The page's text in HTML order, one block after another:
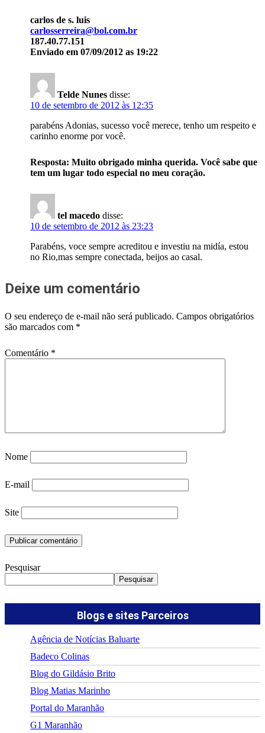
carlos de s. luis
carlosserreira@bol.com.br
187.40.77.151
Enviado em 07/09/2012 as 19:22
Telde Nunes disse:
10 de setembro de 2012 às 12:35
parabéns Adonias, sucesso você merece, tenho um respeito e
carinho enorme por você.
Resposta: Muito obrigado minha querida. Você sabe que
tem um lugar todo especial no meu coração.
tel macedo disse:
10 de setembro de 2012 às 23:23
Parabéns, voce sempre acreditou e investiu na midía, estou
no Rio,mas sempre conectada, beijos ao casal.
Deixe um comentário
O seu endereço de e-mail não será publicado. Campos obrigatórios
são marcados com *
Comentário *
Nome
E-mail
Site
Pesquisar
Pesquisar
Blogs e sites Parceiros
Agência de Notícias Baluarte
Badeco Colinas
Blog do Gildásio Brito
Blog Matias Marinho
Portal do Maranhão
G1 Maranhão